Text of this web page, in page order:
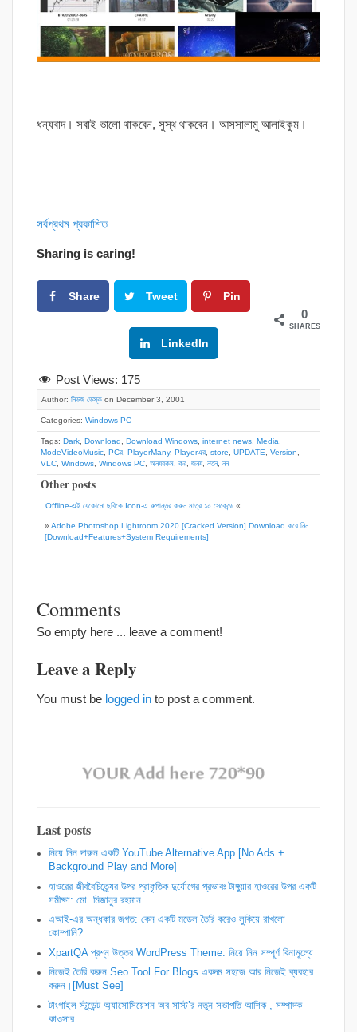
ধন্যবাদ। সবাই ভালো থাকবেন, সুস্থ থাকবেন। আসসালামু আলাইকুম।
সর্বপ্রথম প্রকাশিত
Sharing is caring!
Share Tweet Pin
LinkedIn
0
SHARES
Post Views: 175
Author: নিউজ ডেস্ক on December 3, 2001
Categories: Windows PC
Tags: Dark Download Download Windows internet news Media
ModeVideoMusic PCর PlayerMany, Playerএর store UPDATE Version
VLC Windows Windows PC অনযরকম কর জনয, নতন, নন
Other posts
Offline-এই যেকোনো ছবিকে Icon-এ রুপান্তর করুন মাত্র ১০ সেকেন্ডে«
» Adobe Photoshop Lightroom 2020 [Cracked Version] Download করে নিন
[Download+Features+System Requirements]
Comments
So empty here ... leave a comment!
Leave a Reply
You must be logged in to post a comment.
Last posts
নিয়ে নিন দারুন একটি YouTube Alternative App [No Ads +
Background Play and More]
হাওরের জীববৈচিত্র্যের উপর প্রাকৃতিক দুর্যোগের প্রভাবঃ টাঙ্গুয়ার হাওরের উপর একটি
সমীক্ষা: মো. মিজানুর রহমান
এআই-এর অন্ধকার জগত: কেন একটি মডেল তৈরি করেও লুকিয়ে রাখলো
কোম্পানি?
XpartQA প্রশ্ন উত্তর WordPress Theme: নিয়ে নিন সম্পূর্ণ বিনামূল্যে
নিজেই তৈরি করুন Seo Tool For Blogs একদম সহজে আর নিজেই ব্যবহার
করুন।[Must See]
টাংগাইল স্টুডেন্ট অ্যাসোসিয়েশন অব সাস্ট’র নতুন সভাপতি আশিক , সম্পাদক
কাওসার